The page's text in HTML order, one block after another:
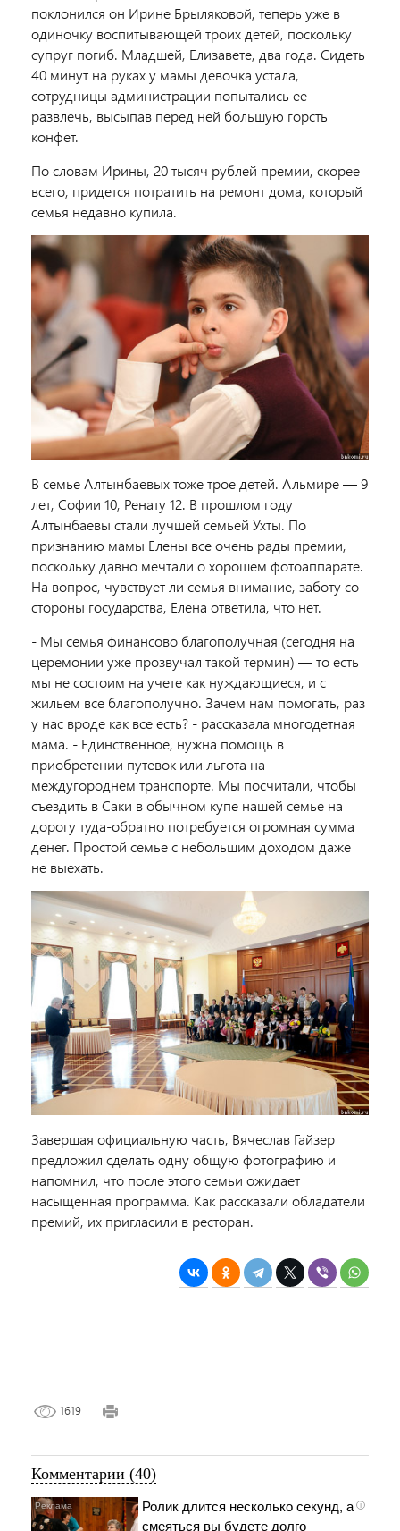
поклонился он Ирине Брыляковой, теперь уже в
одиночку воспитывающей троих детей, поскольку
супруг погиб. Младшей, Елизавете, два года. Сидеть
40 минут на руках у мамы девочка устала,
сотрудницы администрации попытались ее
развлечь, высыпав перед ней большую горсть
конфет.
По словам Ирины, 20 тысяч рублей премии, скорее
всего, придется потратить на ремонт дома, который
семья недавно купила.
В семье Алтынбаевых тоже трое детей. Альмире — 9
лет, Софии 10, Ренату 12. В прошлом году
Алтынбаевы стали лучшей семьей Ухты. По
признанию мамы Елены все очень рады премии,
поскольку давно мечтали о хорошем фотоаппарате.
На вопрос, чувствует ли семья внимание, заботу со
стороны государства, Елена ответила, что нет.
- Мы семья финансово благополучная (сегодня на
церемонии уже прозвучал такой термин) — то есть
мы не состоим на учете как нуждающиеся, и с
жильем все благополучно. Зачем нам помогать, раз
у нас вроде как все есть? - рассказала многодетная
мама. - Единственное, нужна помощь в
приобретении путевок или льгота на
междугороднем транспорте. Мы посчитали, чтобы
съездить в Саки в обычном купе нашей семье на
дорогу туда-обратно потребуется огромная сумма
денег. Простой семье с небольшим доходом даже
не выехать.
Завершая официальную часть, Вячеслав Гайзер
предложил сделать одну общую фотографию и
напомнил, что после этого семьи ожидает
насыщенная программа. Как рассказали обладатели
премий, их пригласили в ресторан.
1619
Комментарии (40)
i
Ролик длится несколько секунд, а
смеяться вы будете долго